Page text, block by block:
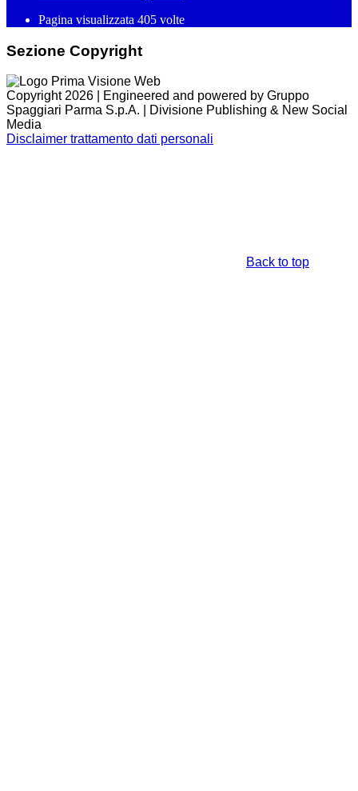
Pagina visualizzata 405 volte
Sezione Copyright
Copyright 2026 | Engineered and powered by Gruppo
Spaggiari Parma S.p.A. | Divisione Publishing & New Social
Media
Disclaimer trattamento dati personali
Back to top